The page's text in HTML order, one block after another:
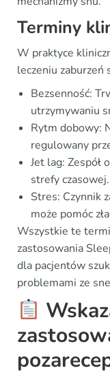
Terminy
W praktyce
leczeniu
Bezsenność:
utrzymywaniu
Rytm dobowy:
regulowany
Jet lag: Zespół
strefy czasowej.
Stres: Czynnik
może pomóc
Wszystkie te
zastosowania
dla pacjentów
problemami ze